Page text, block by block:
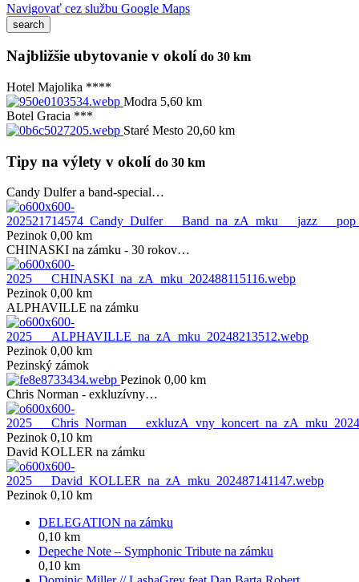
Navigovať cez službu Google Maps
Najbližšie ubytovanie v okolí do 30 km
Hotel Majolika ****
Modra 5,60 km
Botel Gracia ***
Staré Mesto 20,60 km
Tipy na výlety v okolí do 30 km
Candy Dulfer a band-special…
Pezinok 0,00 km
CHINASKI na zámku - 30 rokov…
Pezinok 0,00 km
ALPHAVILLE na zámku
Pezinok 0,00 km
Pezinský zámok
Pezinok 0,00 km
Chris Norman - exkluzívny…
Pezinok 0,10 km
David KOLLER na zámku
Pezinok 0,10 km
DELEGATION na zámku
0,10 km
Depeche Note – Symphonic Tribute na zámku
0,10 km